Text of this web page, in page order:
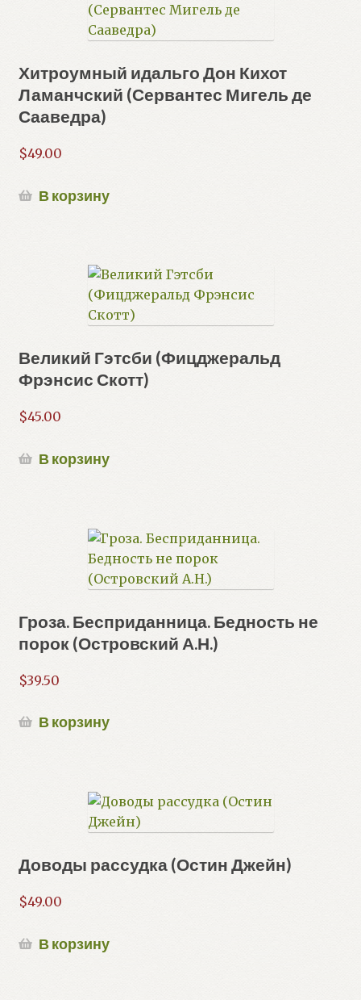
Хитроумный идальго Дон Кихот
Ламанчский (Сервантес Мигель де
Сааведра)
$49.00
В корзину
Великий Гэтсби (Фицджеральд
Фрэнсис Скотт)
$45.00
В корзину
Гроза. Бесприданница. Бедность не
порок (Островский А.Н.)
$39.50
В корзину
Доводы рассудка (Остин Джейн)
$49.00
В корзину